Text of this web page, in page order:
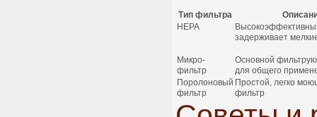
Тип фильтра
HEPA
задерживает
Микро-
фильтр
Основной
для общего
Поролоновый
фильтр
Простой, легко
фильтр